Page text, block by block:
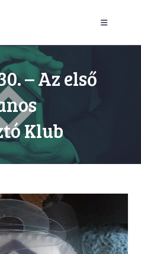
– Az első
Klub